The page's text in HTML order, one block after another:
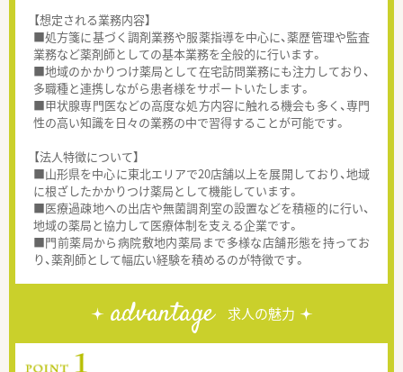
【想定される業務内容】
■処方箋に基づく調剤業務や服薬指導を中心に、薬歴管理や監査
業務など薬剤師としての基本業務を全般的に行います。
■地域のかかりつけ薬局として在宅訪問業務にも注力しており、
多職種と連携しながら患者様をサポートいたします。
■甲状腺専門医などの高度な処方内容に触れる機会も多く、専門
性の高い知識を日々の業務の中で習得することが可能です。
【法人特徴について】
■山形県を中心に東北エリアで20店舗以上を展開しており、地域
に根ざしたかかりつけ薬局として機能しています。
■医療過疎地への出店や無菌調剤室の設置などを積極的に行い、
地域の薬局と協力して医療体制を支える企業です。
■門前薬局から病院敷地内薬局まで多様な店舗形態を持ってお
り、薬剤師として幅広い経験を積めるのが特徴です。
advantage 求人の魅力